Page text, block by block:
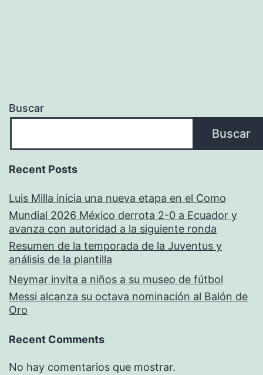
Buscar
Buscar
Recent Posts
Luis Milla inicia una nueva etapa en el Como
Mundial 2026 México derrota 2-0 a Ecuador y
avanza con autoridad a la siguiente ronda
Resumen de la temporada de la Juventus y
análisis de la plantilla
Neymar invita a niños a su museo de fútbol
Messi alcanza su octava nominación al Balón de
Oro
Recent Comments
No hay comentarios que mostrar.